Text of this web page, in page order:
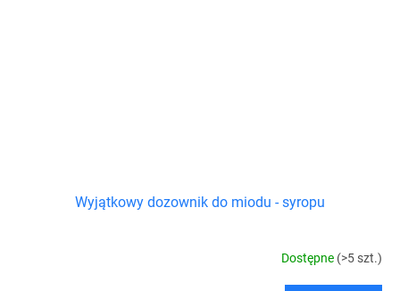
Wyjątkowy dozownik do miodu - syropu
Dostępne (>5 szt.)